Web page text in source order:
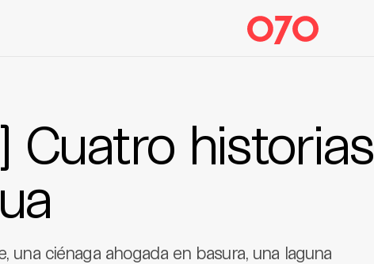
Cuatro historias
una ciénaga ahogada en basura, una laguna